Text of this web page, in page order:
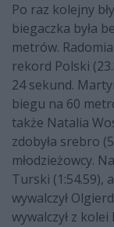
Po raz kolejny
biegaczka była
metrów.
rekord Polski
24 sekund.
biegu na 60
także Natalia
zdobyła srebro
młodzieżowcy.
Turski (1:54.59),
wywalczył
wywalczył z